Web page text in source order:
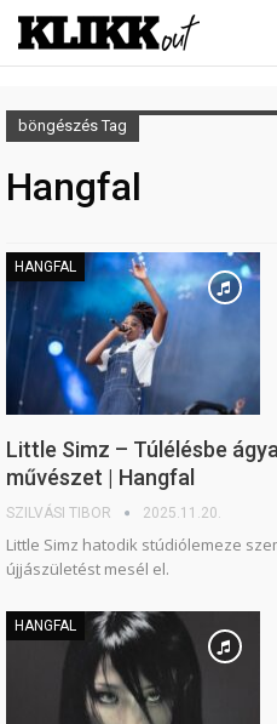
böngészés Tag
Hangfal
HANGFAL
Little Simz – Túlélésbe
művészet | Hangfal
SZILVÁSI TIBOR 2025.11.20.
Little Simz hatodik stúdiólemeze
újjászületést mesél el.
HANGFAL